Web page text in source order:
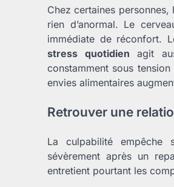
Chez certaines personnes,
rien d’anormal. Le
immédiate de réconfort.
stress quotidien agit
constamment sous
envies alimentaires
Retrouver une
La culpabilité empêche
sévèrement après un
entretient pourtant les